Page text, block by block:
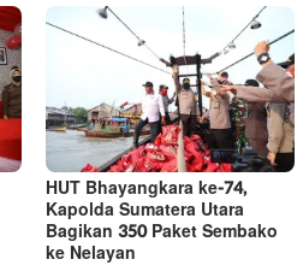
HUT Bhayangkara ke-74,
Kapolda Sumatera Utara
Bagikan 350 Paket Sembako
ke Nelayan